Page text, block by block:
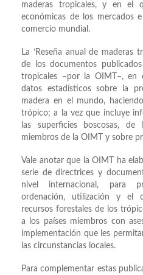
maderas tropicales, y en el
económicas de los mercados
comercio mundial.
La ‘Reseña anual de maderas
de los documentos
tropicales –por la OIMT–, en
datos estadísticos sobre la
madera en el mundo,
trópico; a la vez que incluye
las superficies boscosas,
miembros de la OIMT y sobre
Vale anotar que la OIMT ha
serie de directrices y
nivel internacional, para
ordenación, utilización y el
recursos forestales de los
a los países miembros con
implementación que les
las circunstancias locales.
Para complementar estas